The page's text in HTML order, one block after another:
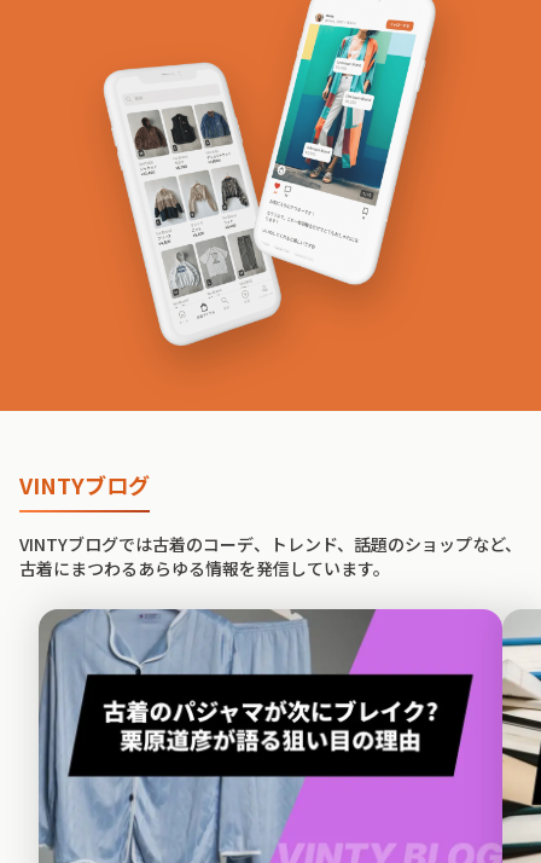
VINTYブログ
VINTYブログでは古着のコーデ、トレンド、話題のショップなど、
古着にまつわるあらゆる情報を発信しています。